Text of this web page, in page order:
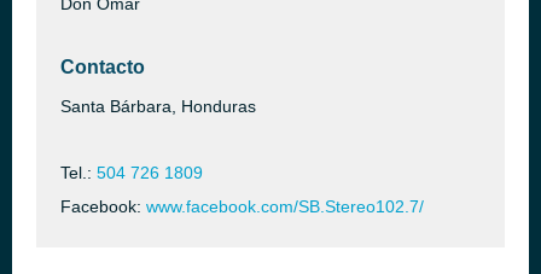
Contacto
Santa Bárbara, Honduras
Tel.: 504 726 1809
Facebook: www.facebook.com/SB.Stereo102.7/